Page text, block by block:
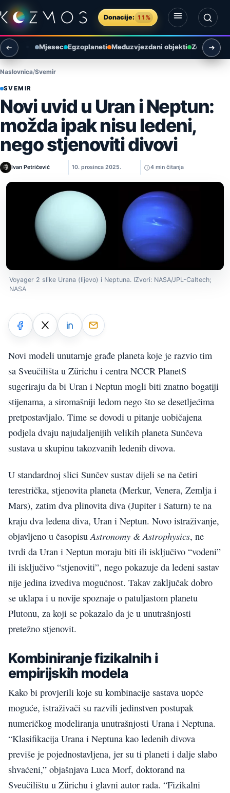
Preskoči na sadržaj
Donacije: 11%
Otvori izbornik
Otvori pretragu
Mjesec Egzoplaneti Međuzvjezdani objekti Zemlja i
Naslovnica Svemir
SVEMIR
Novi uvid u Uran i Neptun:
možda ipak nisu ledeni,
nego stjenoviti divovi
Ivan Petričević 10. prosinca 2025. 4 min čitanja
Voyager 2 slike Urana (lijevo) i Neptuna. IZvori: NASA/JPL-Caltech;
NASA
Novi modeli unutarnje građe planeta koje je razvio tim
sa Sveučilišta u Zürichu i centra NCCR PlanetS
sugeriraju da bi Uran i Neptun mogli biti znatno bogatiji
stijenama, a siromašniji ledom nego što se desetljećima
pretpostavljalo. Time se dovodi u pitanje uobičajena
podjela dvaju najudaljenijih velikih planeta Sunčeva
sustava u skupinu takozvanih ledenih divova.
U standardnoj slici Sunčev sustav dijeli se na četiri
terestrička, stjenovita planeta (Merkur, Venera, Zemlja i
Mars), zatim dva plinovita diva (Jupiter i Saturn) te na
kraju dva ledena diva, Uran i Neptun. Novo istraživanje,
objavljeno u časopisuAstronomy & Astrophysics, ne
tvrdi da Uran i Neptun moraju biti ili isključivo “vodeni”
ili isključivo “stjenoviti”, nego pokazuje da ledeni sastav
nije jedina izvediva mogućnost. Takav zaključak dobro
se uklapa i u novije spoznaje o patuljastom planetu
Plutonu, za koji se pokazalo da je u unutrašnjosti
pretežno stjenovit.
Kombiniranje fizikalnih i
empirijskih modela
Kako bi provjerili koje su kombinacije sastava uopće
moguće, istraživači su razvili jedinstven postupak
numeričkog modeliranja unutrašnjosti Urana i Neptuna.
“Klasifikacija Urana i Neptuna kao ledenih divova
previše je pojednostavljena, jer su ti planeti i dalje slabo
shvaćeni,” objašnjava Luca Morf, doktorand na
Sveučilištu u Zürichu i glavni autor rada. “Fizikalni